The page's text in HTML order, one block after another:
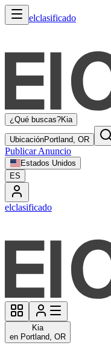
elclasificado
¿Qué buscas?Kia
UbicaciónPortland, OR
Publicar Anuncio
Estados Unidos
ES
elclasificado
Kia
en Portland, OR